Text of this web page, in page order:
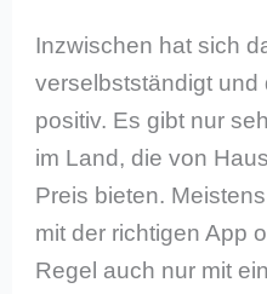
Inzwischen hat sich
verselbstständigt und
positiv. Es gibt nur
im Land, die von
Preis bieten.
mit der richtigen App
Regel auch nur mit